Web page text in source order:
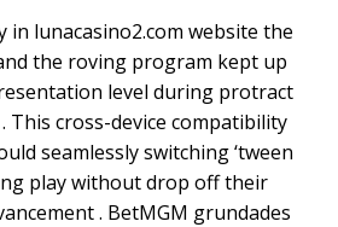
in lunacasino2.com website the
the roving program kept up
level during protract
This cross-device compatibility
seamlessly switching ‘tween
play without drop off their
. BetMGM grundades